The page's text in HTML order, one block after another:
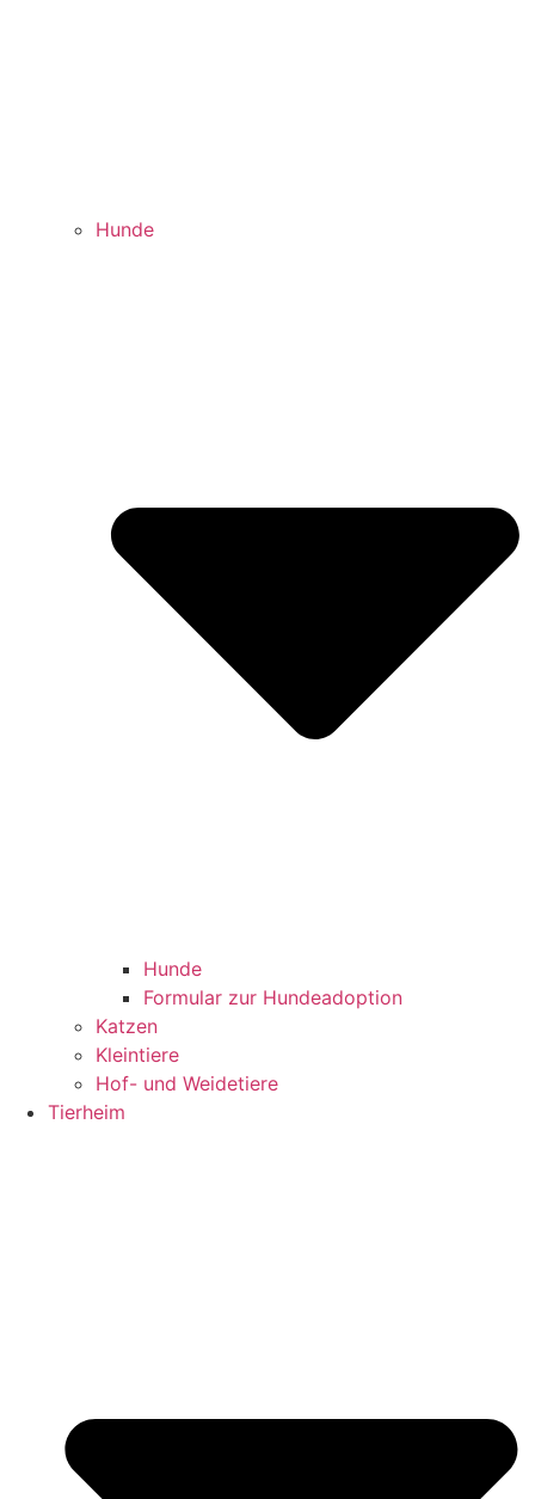
Hunde
Hunde
Formular zur Hundeadoption
Katzen
Kleintiere
Hof- und Weidetiere
Tierheim